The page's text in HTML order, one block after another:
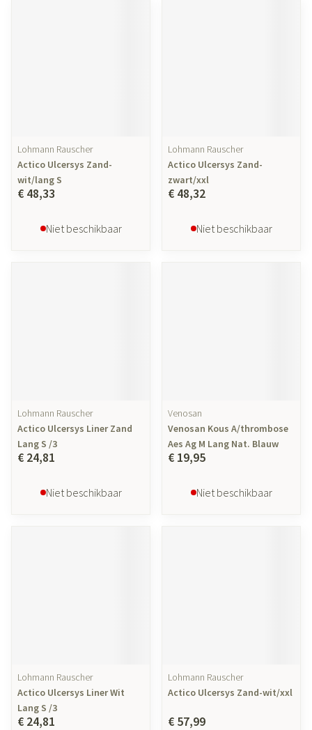
Lohmann Rauscher
Actico Ulcersys Zand-
wit/lang S
€ 48,33
Niet beschikbaar
Lohmann Rauscher
Actico Ulcersys Zand-
zwart/xxl
€ 48,32
Niet beschikbaar
Lohmann Rauscher
Actico Ulcersys Liner Zand
Lang S /3
€ 24,81
Niet beschikbaar
Venosan
Venosan Kous A/thrombose
Aes Ag M Lang Nat. Blauw
€ 19,95
Niet beschikbaar
Lohmann Rauscher
Actico Ulcersys Liner Wit
Lang S /3
€ 24,81
Lohmann Rauscher
Actico Ulcersys Zand-wit/xxl
€ 57,99